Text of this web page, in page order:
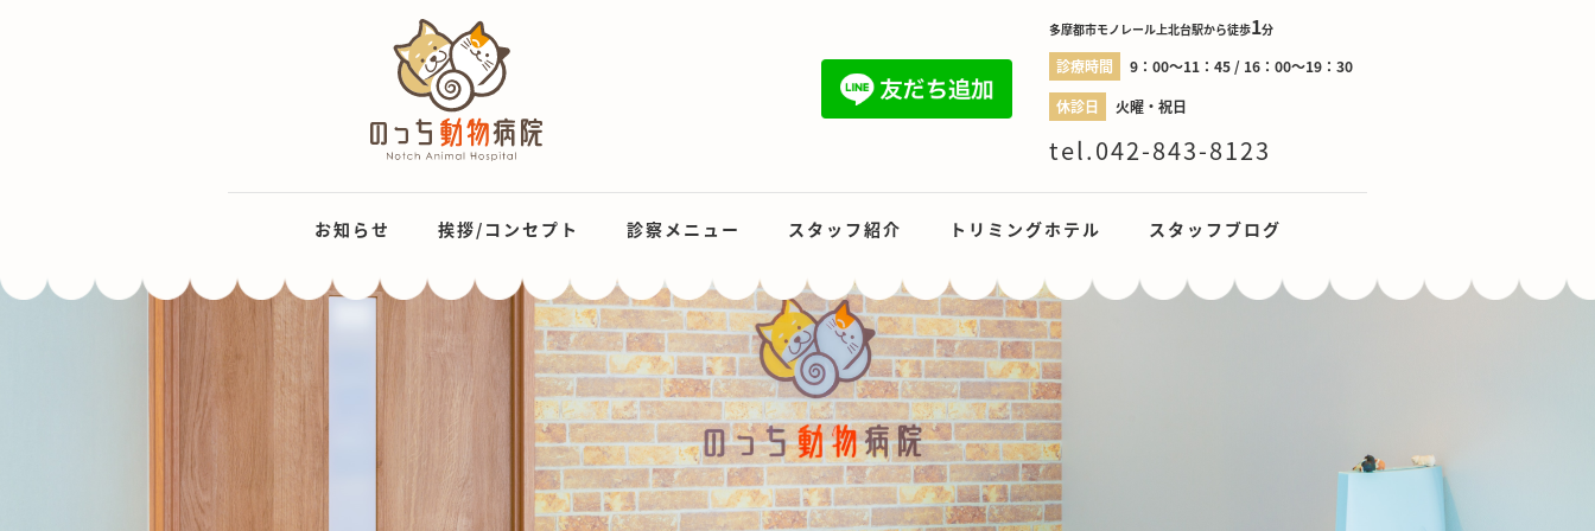
多摩都市モノレール上北台駅から徒歩1分
診療時間
9：00～11：45 / 16：00～19：30
休診日
火曜・祝日
tel.042-843-8123
お知らせ 挨拶/コンセプト 診察メニュー スタッフ紹介 トリミングホテル スタッフブログ